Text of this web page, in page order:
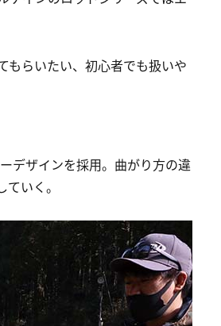
もらいたい、初心者でも扱いや
デザインを採用。曲がり方の違
いく。